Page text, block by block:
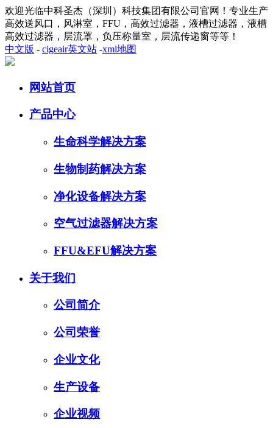
欢迎光临中科圣杰（深圳）科技集团有限公司官网！专业生产
高效送风口，风淋室，FFU，高效过滤器，液槽过滤器，液槽
高效过滤器，层流罩，负压称量室，层流传递窗等等！
中文版 - cigeair英文站 -xml地图
网站首页
产品中心
生命科学解决方案
生物制药解决方案
净化设备解决方案
空气过滤器解决方案
FFU&EFU解决方案
关于我们
公司简介
公司荣誉
企业文化
生产设备
企业视频